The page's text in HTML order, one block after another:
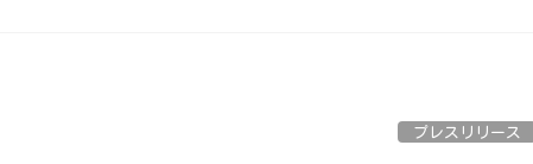
プレスリリース